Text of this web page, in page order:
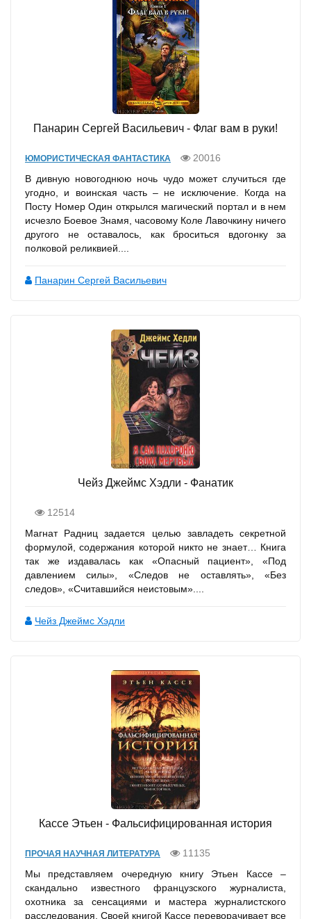
Панарин Сергей Васильевич - Флаг вам в руки!
ЮМОРИСТИЧЕСКАЯ ФАНТАСТИКА
20016
В дивную новогоднюю ночь чудо может случиться где
уго­д­но, и воинская часть – не исключение. Когда на
Посту Номер Один открылся магический портал и в нем
исчезло Боевое Зна­мя, часовому Коле Лавочкину ничего
другого не оставалось, как броситься вдогонку за
полковой реликвией....
Панарин Сергей Васильевич
Чейз Джеймс Хэдли - Фанатик
12514
Магнат Радниц задается целью завладеть секретной
формулой, содержания которой никто не знает… Книга
так же издавалась как «Опасный пациент», «Под
давлением силы», «Следов не оставлять», «Без
следов», «Считавшийся неистовым»....
Чейз Джеймс Хэдли
Кассе Этьен - Фальсифицированная история
ПРОЧАЯ НАУЧНАЯ ЛИТЕРАТУРА
11135
Мы представляем очередную книгу Этьен Кассе –
скандально известного французского журналиста,
охотника за сенсациями и мастера журналистского
расследования. Своей книгой Кассе переворачивает все